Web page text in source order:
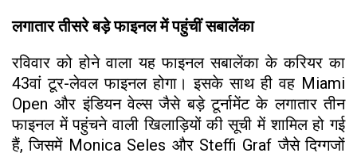
लगातार तीसरे बड़े फाइनल में पहुंचीं सबालेंका
रविवार को होने वाला यह फाइनल सबालेंका के करियर का
43वां टूर-लेवल फाइनल होगा। इसके साथ ही वह Miami
Open और इंडियन वेल्स जैसे बड़े टूर्नामेंट के लगातार तीन
फाइनल में पहुंचने वाली खिलाड़ियों की सूची में शामिल हो गई
हैं, जिसमें Monica Seles और Steffi Graf जैसे दिग्गजों